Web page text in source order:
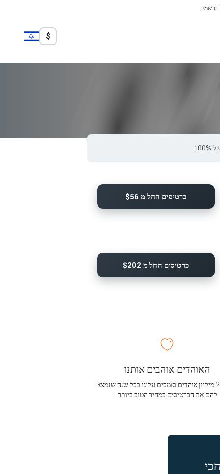
הרשמי.
$
כרטיסים החל מ $56
כרטיסים החל מ $202
האוהדים אוהבים אותנו
מעל 2.5 מיליון אוהדים סומכים עלינו בכל שנה שנמצא
להם את הכרטיסים במחיר הטוב ביותר